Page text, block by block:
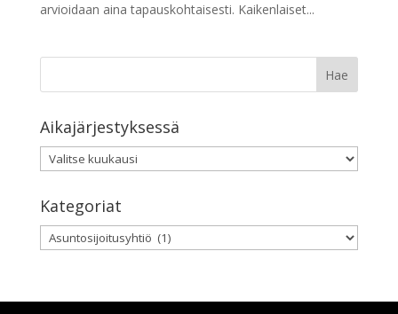
arvioidaan aina tapauskohtaisesti. Kaikenlaiset...
Aikajärjestyksessä
Aikajärjestyksessä
Kategoriat
Kategoriat